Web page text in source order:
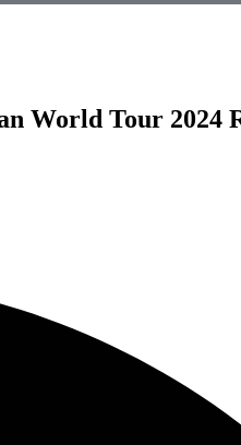
World Tour 2024